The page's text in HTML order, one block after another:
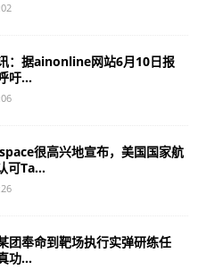
：据ainonline网站6月10日报
吁...
很高兴地宣布，美国国家航
可Ta...
团奉命到靶场执行实弹研练任
功...